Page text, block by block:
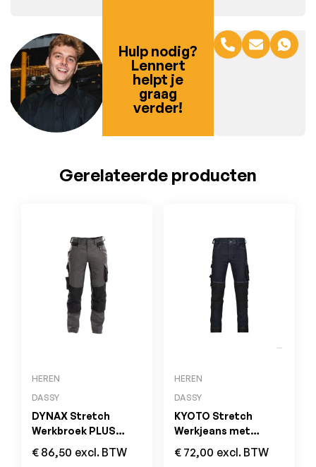
Hulp nodig?
Lennert
helpt je
graag
verder!
Gerelateerde producten
HEREN
DASSY
DYNAX Stretch
Werkbroek PLUS
Antracietgrijs/Zwart
€ 86,50 excl. BTW
HEREN
DASSY
KYOTO Stretch
Werkjeans met
Kniezakken MINUS
Jeansblauw/Zwart
€ 72,00 excl. BTW